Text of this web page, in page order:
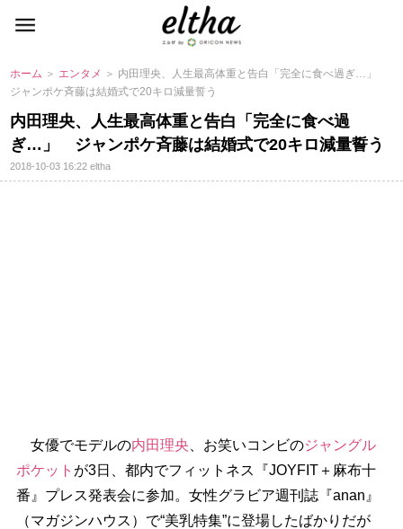
ホーム ＞ エンタメ ＞ 内田理央、人生最高体重と告白「完全に食べ過ぎ…」
ジャンポケ斉藤は結婚式で20キロ減量誓う
内田理央、人生最高体重と告白「完全に食べ過
ぎ…」 ジャンポケ斉藤は結婚式で20キロ減量誓う
2018-10-03 16:22eltha
女優でモデルの内田理央 、お笑いコンビのジャングル
ポケット が3日、都内でフィットネス『JOYFIT＋麻布十
番』プレス発表会に参加。女性グラビア週刊誌『anan』
（マガジンハウス）で“美乳特集”に登場したばかりだが